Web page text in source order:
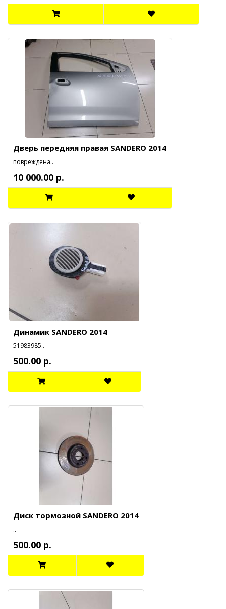
Дверь передняя правая SANDERO 2014
повреждена..
10 000.00 р.
Динамик SANDERO 2014
51983985..
500.00 р.
Диск тормозной SANDERO 2014
..
500.00 р.